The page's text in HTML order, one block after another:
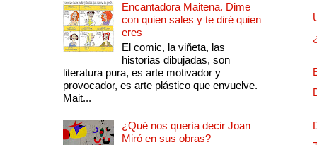
Encantadora Maitena. Dime
con quien sales y te diré quien
eres
El comic, la viñeta, las
historias dibujadas, son
literatura pura, es arte motivador y
provocador, es arte plástico que envuelve.
Mait...
¿Qué nos quería decir Joan
Miró en sus obras?